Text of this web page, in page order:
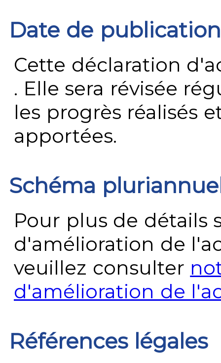
Date de publication
Cette déclaration
. Elle sera révisée
les progrès réalisés
apportées.
Schéma
Pour plus de détails
d'amélioration de
veuillez consulter
d'amélioration de
Références légales